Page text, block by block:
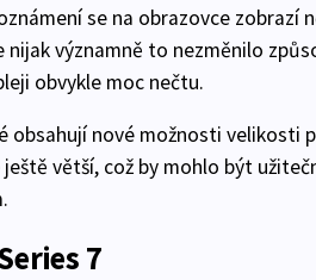
se na obrazovce zobrazí
nijak významně to nezměnilo
obvykle moc nečtu.
obsahují nové možnosti velikosti
větší, což by mohlo být
7